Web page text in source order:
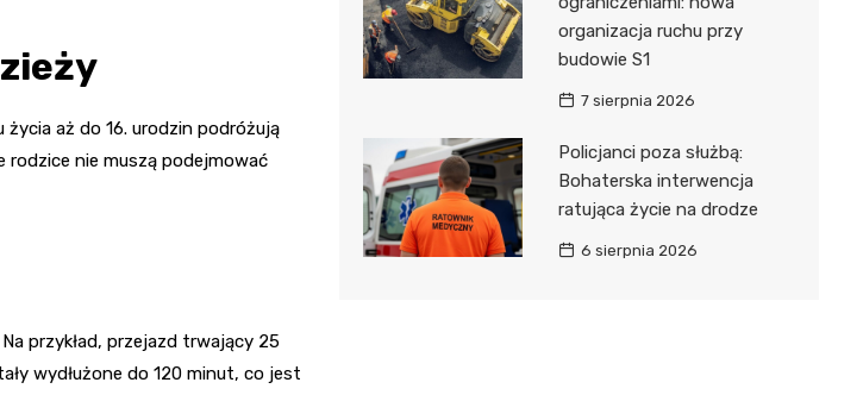
aż do 16. urodzin podróżują
rodzice nie muszą podejmować
przykład, przejazd trwający 25
wydłużone do 120 minut, co jest
organizacja ruchu przy
budowie S1
7 sierpnia 2026
Policjanci poza służbą:
Bohaterska interwencja
ratująca życie na drodze
6 sierpnia 2026